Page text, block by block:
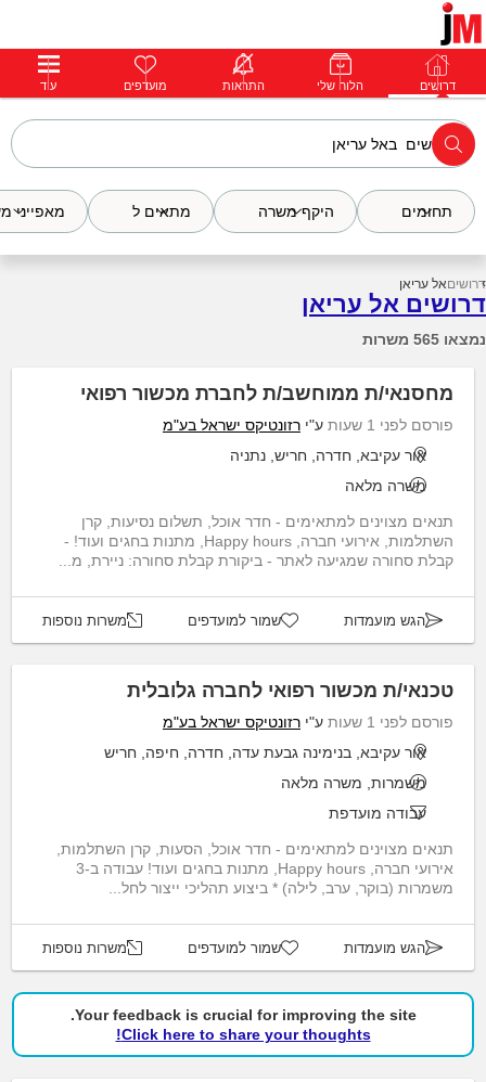
דרושים פרופילים הודעות פרימיום דרושים הלוח שלי התראות מועדפים עוד
תחומים היקף משרה מתאים ל מאפייני
דרושיםאל עריאן
דרושים אל עריאן
נמצאו 565 משרות
מחסנאי/ת ממוחשב/ת לחברת מכשור רפואי
פורסם לפני 1 שעות ע"י רזונטיקס ישראל בע"מ
אור עקיבא, חדרה, חריש, נתניה
משרה מלאה
תנאים מצוינים למתאימים - חדר אוכל, תשלום נסיעות, קרן
השתלמות, אירועי חברה, Happy hours, מתנות בחגים ועוד! -
קבלת סחורה שמגיעה לאתר - ביקורת קבלת סחורה: ניירת, מ...
הגש מועמדות שמור למועדפים משרות נוספות
טכנאי/ת מכשור רפואי לחברה גלובלית
פורסם לפני 1 שעות ע"י רזונטיקס ישראל בע"מ
אור עקיבא, בנימינה גבעת עדה, חדרה, חיפה, חריש
משמרות, משרה מלאה
עבודה מועדפת
תנאים מצוינים למתאימים - חדר אוכל, הסעות, קרן השתלמות,
אירועי חברה, Happy hours, מתנות בחגים ועוד! עבודה ב-3
משמרות (בוקר, ערב, לילה) * ביצוע תהליכי ייצור לחל...
הגש מועמדות שמור למועדפים משרות נוספות
Your feedback is crucial for improving the site.
Click here to share your thoughts!